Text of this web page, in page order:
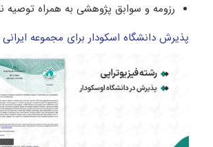
رزومه و سوابق پژوهشی به همراه توصیه
پذیرش دانشگاه اسکودار برای مجموعه